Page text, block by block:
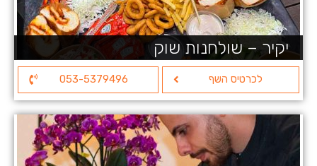
יקיר – שולחנות שוק
לכרטיס השף 053-5379496